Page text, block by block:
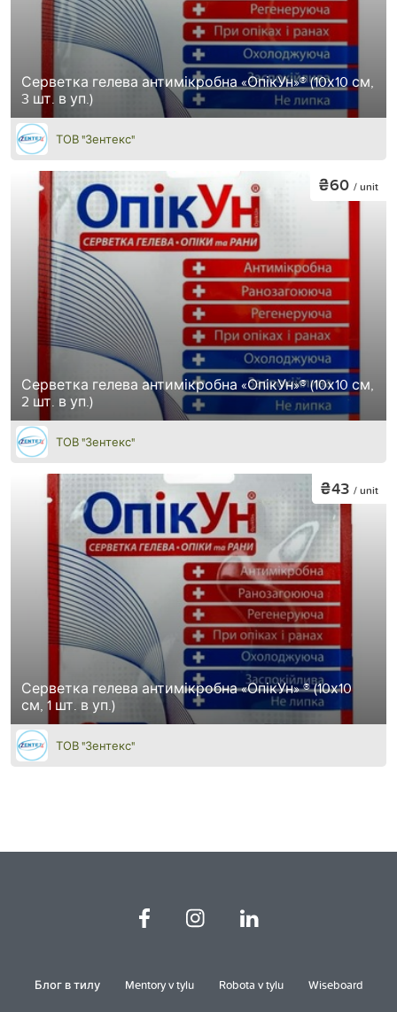
Серветка гелева антимікробна «ОпікУн»® (10х10 см,
3 шт. в уп.)
ТОВ "Зентекс"
Серветка гелева антимікробна «ОпікУн»® (10х10 см,
2 шт. в уп.)
₴60 / unit
ТОВ "Зентекс"
Серветка гелева антимікробна «ОпікУн» ® (10х10
см, 1 шт. в уп.)
₴43 / unit
ТОВ "Зентекс"
Блог в тилу Mentory v tylu Robota v tylu Wiseboard